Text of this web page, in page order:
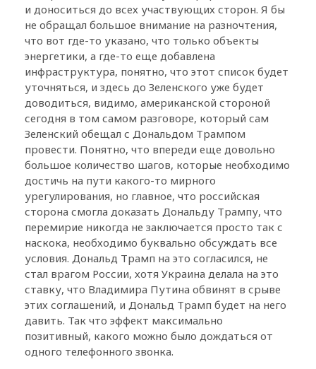
и доноситься до всех участвующих сторон. Я бы
не обращал большое внимание на разночтения,
что вот где-то указано, что только объекты
энергетики, а где-то еще добавлена
инфраструктура, понятно, что этот список будет
уточняться, и здесь до Зеленского уже будет
доводиться, видимо, американской стороной
сегодня в том самом разговоре, который сам
Зеленский обещал с Дональдом Трампом
провести. Понятно, что впереди еще довольно
большое количество шагов, которые необходимо
достичь на пути какого-то мирного
урегулирования, но главное, что российская
сторона смогла доказать Дональду Трампу, что
перемирие никогда не заключается просто так с
наскока, необходимо буквально обсуждать все
условия. Дональд Трамп на это согласился, не
стал врагом России, хотя Украина делала на это
ставку, что Владимира Путина обвинят в срыве
этих соглашений, и Дональд Трамп будет на него
давить. Так что эффект максимально
позитивный, какого можно было дождаться от
одного телефонного звонка.